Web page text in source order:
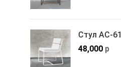
Стул АС-61
48,000 р